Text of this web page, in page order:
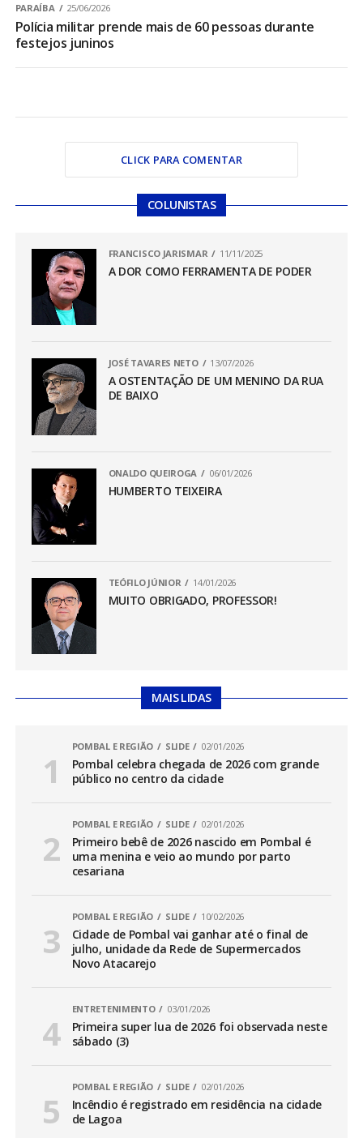
PARAÍBA 25/06/2026
Polícia militar prende mais de 60 pessoas durante
festejos juninos
CLICK PARA COMENTAR
COLUNISTAS
FRANCISCO JARISMAR 11/11/2025
A DOR COMO FERRAMENTA DE PODER
JOSÉ TAVARES NETO 13/07/2026
A OSTENTAÇÃO DE UM MENINO DA RUA
DE BAIXO
ONALDO QUEIROGA 06/01/2026
HUMBERTO TEIXEIRA
TEÓFILO JÚNIOR 14/01/2026
MUITO OBRIGADO, PROFESSOR!
MAIS LIDAS
POMBAL E REGIÃO SLIDE 02/01/2026
Pombal celebra chegada de 2026 com grande
público no centro da cidade
POMBAL E REGIÃO SLIDE 02/01/2026
Primeiro bebê de 2026 nascido em Pombal é
uma menina e veio ao mundo por parto
cesariana
POMBAL E REGIÃO SLIDE 10/02/2026
Cidade de Pombal vai ganhar até o final de
julho, unidade da Rede de Supermercados
Novo Atacarejo
ENTRETENIMENTO 03/01/2026
Primeira super lua de 2026 foi observada neste
sábado (3)
POMBAL E REGIÃO SLIDE 02/01/2026
Incêndio é registrado em residência na cidade
de Lagoa